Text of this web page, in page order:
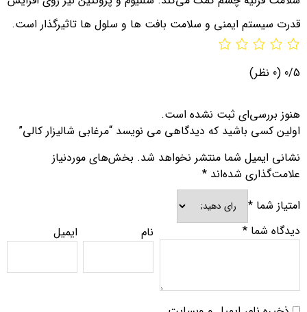
قدرت سیستم ایمنی و سلامت بافت ها و سلول ها تاثیرگذار است.
0/5 (0 نظر)
هنوز بررسی‌ای ثبت نشده است.
اولین کسی باشید که دیدگاهی می نویسد “مرغابی شالیزار کالی”
نشانی ایمیل شما منتشر نخواهد شد. بخش‌های موردنیاز
علامت‌گذاری شده‌اند *
امتیاز شما *
دیدگاه شما * نام ایمیل